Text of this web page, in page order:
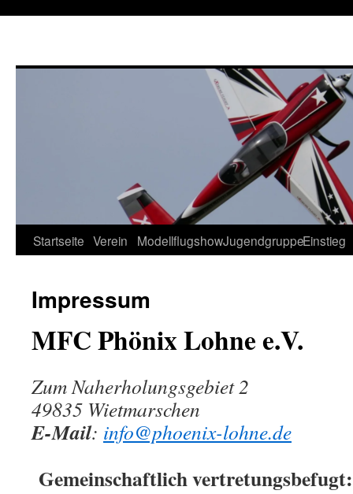
Springe
Inhalt
Startseite Verein ModellflugshowJugendgruppeEinstieg
Impressum
MFC Phönix Lohne e.V.
Zum Naherholungsgebiet 2
49835 Wietmarschen
E-Mail: info@phoenix-lohne.de
Gemeinschaftlich vertretungsbefugt: